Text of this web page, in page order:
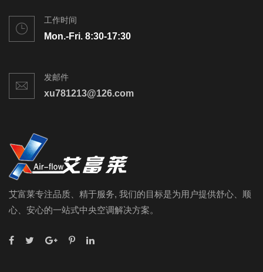
工作时间
Mon.-Fri. 8:30-17:30
发邮件
xu781213@126.com
艾富莱专注品质、精于服务, 我们的目标是为用户提供舒心、顺
心、安心的一站式中央空调解决方案。